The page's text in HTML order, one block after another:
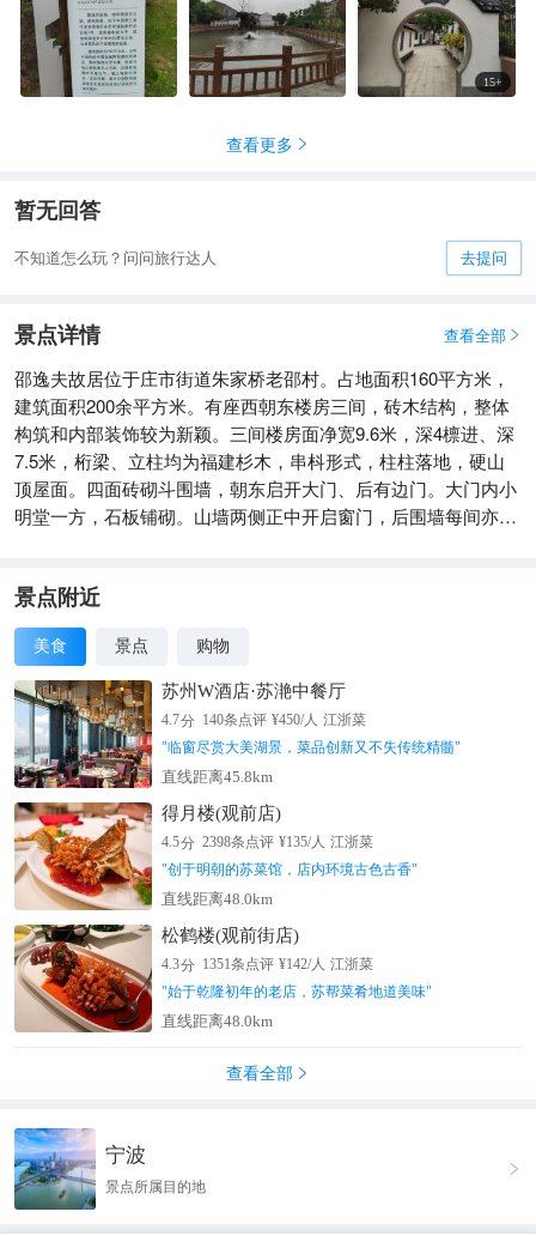
15+
查看更多 
暂无回答
不知道怎么玩？问问旅行达人 去提问
景点详情 查看全部 
邵逸夫故居位于庄市街道朱家桥老邵村。占地面积160平方米，
建筑面积200余平方米。有座西朝东楼房三间，砖木结构，整体
构筑和内部装饰较为新颖。三间楼房面净宽9.6米，深4檩进、深
7.5米，桁梁、立柱均为福建杉木，串枓形式，柱柱落地，硬山
顶屋面。四面砖砌斗围墙，朝东启开大门、后有边门。大门内小
明堂一方，石板铺砌。山墙两侧正中开启窗门，后围墙每间亦开
景点附近
美食 景点 购物
苏州W酒店·苏滟中餐厅
4.7分 140条点评 ¥450/人 江浙菜
"临窗尽赏大美湖景，菜品创新又不失传统精髓"
直线距离45.8km
得月楼(观前店)
4.5分 2398条点评 ¥135/人 江浙菜
"创于明朝的苏菜馆，店内环境古色古香"
直线距离48.0km
松鹤楼(观前街店)
4.3分 1351条点评 ¥142/人 江浙菜
"始于乾隆初年的老店，苏帮菜肴地道美味"
直线距离48.0km
查看全部 
宁波
景点所属目的地
